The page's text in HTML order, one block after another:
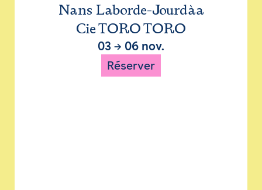
Nans Laborde-Jourdàa
Cie TORO TORO
03 → 06 nov.
Réserver